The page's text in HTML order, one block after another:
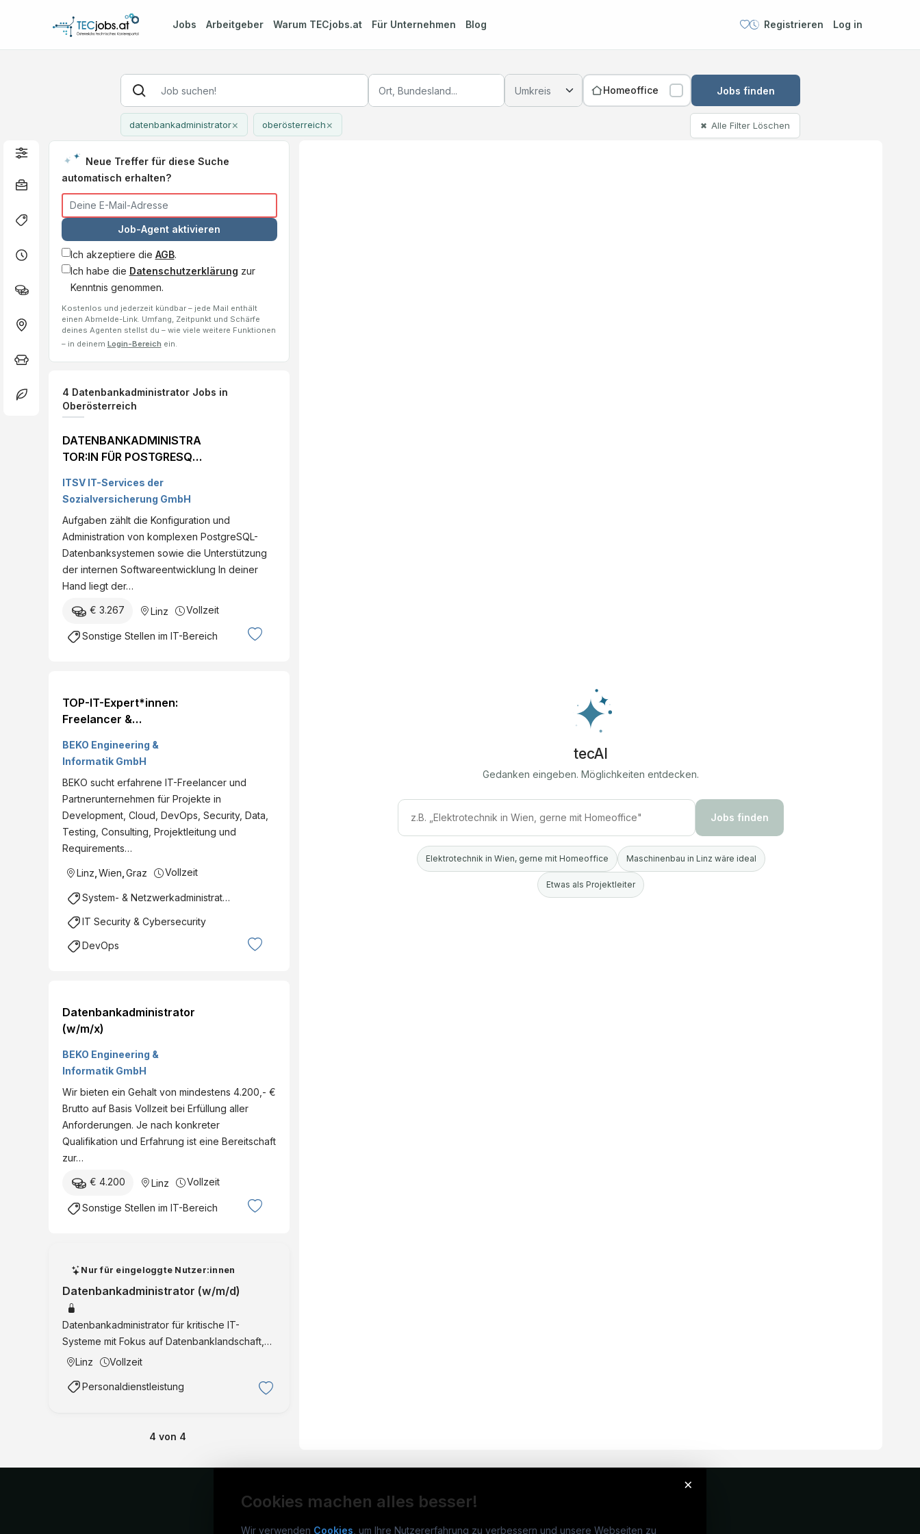
Jobs Arbeitgeber Warum TECjobs.at Für Unternehmen Blog Registrieren Log in
Homeoffice Jobs finden
datenbankadministrator× oberösterreich× ✖ Alle Filter Löschen
Neue Treffer für diese Suche
automatisch erhalten?
Job-Agent aktivieren
Ich akzeptiere die AGB.
Ich habe die Datenschutzerklärung zur
Kenntnis genommen.
Kostenlos und jederzeit kündbar – jede Mail enthält
einen Abmelde-Link. Umfang, Zeitpunkt und Schärfe
deines Agenten stellst du – wie viele weitere Funktionen
– in deinem Login-Bereich ein.
4 Datenbankadministrator Jobs in
Oberösterreich
DATENBANKADMINISTRA
TOR:IN FÜR POSTGRESQL
ITSV IT-Services der
Sozialversicherung GmbH
Aufgaben zählt die Konfiguration und
Administration von komplexen PostgreSQL-
Datenbanksystemen sowie die Unterstützung
der internen Softwareentwicklung In deiner
Hand liegt der…
€ 3.267 Linz Vollzeit
Sonstige Stellen im IT-Bereich
TOP-IT-Expert*innen:
Freelancer &
gesucht!
BEKO Engineering &
Informatik GmbH
BEKO sucht erfahrene IT-Freelancer und
Partnerunternehmen für Projekte in
Development, Cloud, DevOps, Security, Data,
Testing, Consulting, Projektleitung und
Requirements…
Linz Wien Graz Vollzeit
System- & Netzwerkadministration
IT Security & Cybersecurity
DevOps
Datenbankadministrator
(w/m/x)
BEKO Engineering &
Informatik GmbH
Wir bieten ein Gehalt von mindestens 4.200,- €
Brutto auf Basis Vollzeit bei Erfüllung aller
Anforderungen. Je nach konkreter
Qualifikation und Erfahrung ist eine Bereitschaft
zur…
€ 4.200 Linz Vollzeit
Sonstige Stellen im IT-Bereich
Nur für eingeloggte Nutzer:innen
Datenbankadministrator (w/m/d)
Datenbankadministrator für kritische IT-
Systeme mit Fokus auf Datenbanklandschaft,
Performance, Backups, Security und
Linz Vollzeit
Personaldienstleistung
4 von 4
tecAI
Gedanken eingeben. Möglichkeiten entdecken.
Jobs finden
Elektrotechnik in Wien, gerne mit Homeoffice Maschinenbau in Linz wäre ideal
Etwas als Projektleiter
×
Cookies machen alles besser!
Wir verwenden Cookies , um Ihre Nutzererfahrung zu verbessern und unsere Webseiten zu